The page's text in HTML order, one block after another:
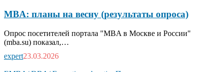
MBA: планы на весну (результаты опроса)
Опрос посетителей портала "MBA в Москве и России"
(mba.su) показал,…
expert23.03.2026